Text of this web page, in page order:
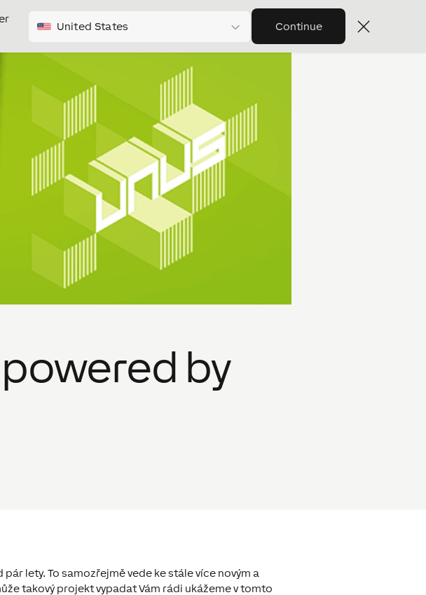
United States Continue
by
lety. To samozřejmě vede ke stále více novým a
takový projekt vypadat Vám rádi ukážeme v tomto